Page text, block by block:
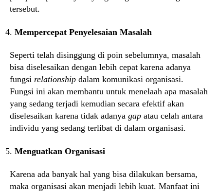
tersebut.
Mempercepat Penyelesaian Masalah
Seperti telah disinggung di poin sebelumnya, masalah
bisa diselesaikan dengan lebih cepat karena adanya
fungsi relationship dalam komunikasi organisasi.
Fungsi ini akan membantu untuk menelaah apa masalah
yang sedang terjadi kemudian secara efektif akan
diselesaikan karena tidak adanya gap atau celah antara
individu yang sedang terlibat di dalam organisasi.
Menguatkan Organisasi
Karena ada banyak hal yang bisa dilakukan bersama,
maka organisasi akan menjadi lebih kuat. Manfaat ini